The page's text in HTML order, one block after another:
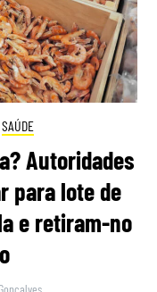
SAÚDE
Autoridades
para lote de
e retiram-no